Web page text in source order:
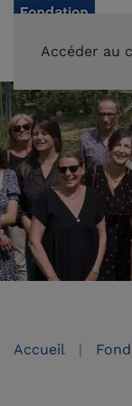
Accéder au
Accueil